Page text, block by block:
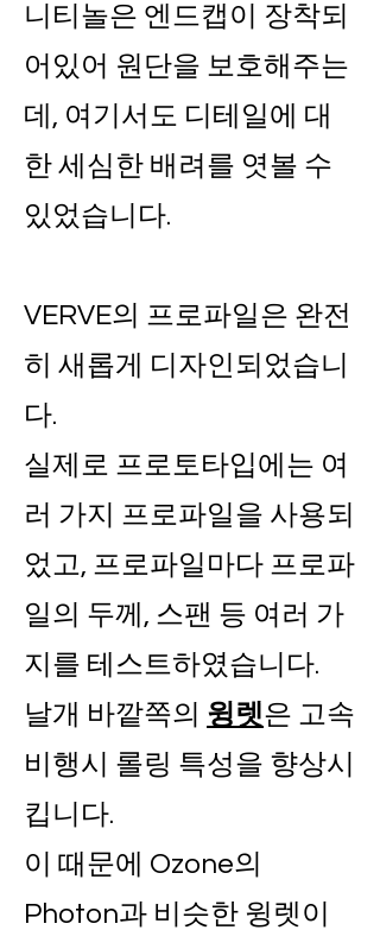
니티놀은 엔드캡이 장착되
어있어 원단을 보호해주는
데, 여기서도 디테일에 대
한 세심한 배려를 엿볼 수
있었습니다.
VERVE의 프로파일은 완전
히 새롭게 디자인되었습니
다.
실제로 프로토타입에는 여
러 가지 프로파일을 사용되
었고, 프로파일마다 프로파
일의 두께, 스팬 등 여러 가
지를 테스트하였습니다.
날개 바깥쪽의 윙렛은 고속
비행시 롤링 특성을 향상시
킵니다.
이 때문에 Ozone의
Photon과 비슷한 윙렛이